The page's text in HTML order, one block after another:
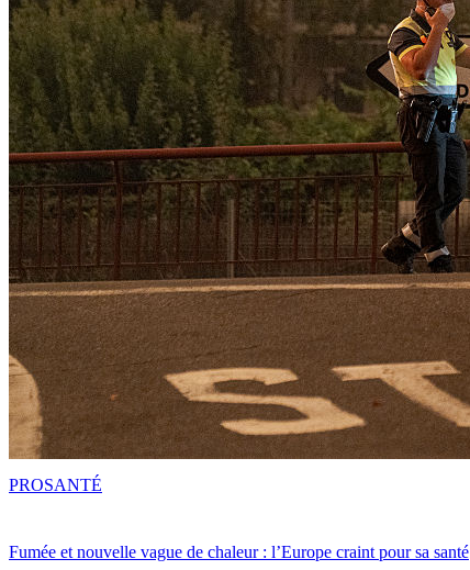
Fumée et nouvelle vague de chaleur : l’Europe craint pour sa santé
PROSANTÉ